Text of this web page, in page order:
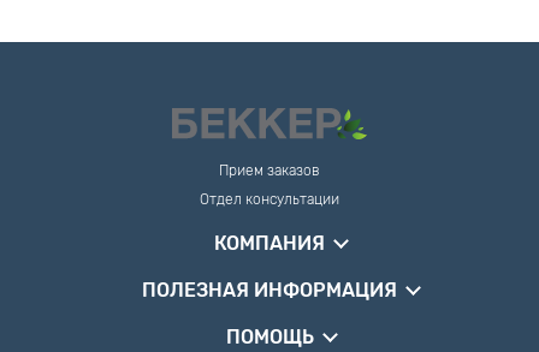
Прием заказов
Отдел консультации
КОМПАНИЯ
ПОЛЕЗНАЯ ИНФОРМАЦИЯ
ПОМОЩЬ